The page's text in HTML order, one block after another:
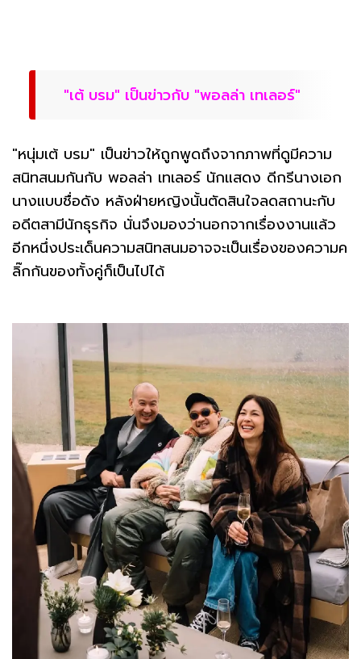
"เต้ บรม" เป็นข่าวกับ "พอลล่า เทเลอร์"
"หนุ่มเต้ บรม" เป็นข่าวให้ถูกพูดถึงจากภาพที่ดูมีความ
สนิทสนมกันกับ พอลล่า เทเลอร์ นักแสดง ดีกรีนางเอก
นางแบบชื่อดัง หลังฝ่ายหญิงนั้นตัดสินใจลดสถานะกับ
อดีตสามีนักธุรกิจ นั่นจึงมองว่านอกจากเรื่องงานแล้ว
อีกหนึ่งประเด็นความสนิทสนมอาจจะเป็นเรื่องของความค
ลิ๊กกันของทั้งคู่ก็เป็นไปได้